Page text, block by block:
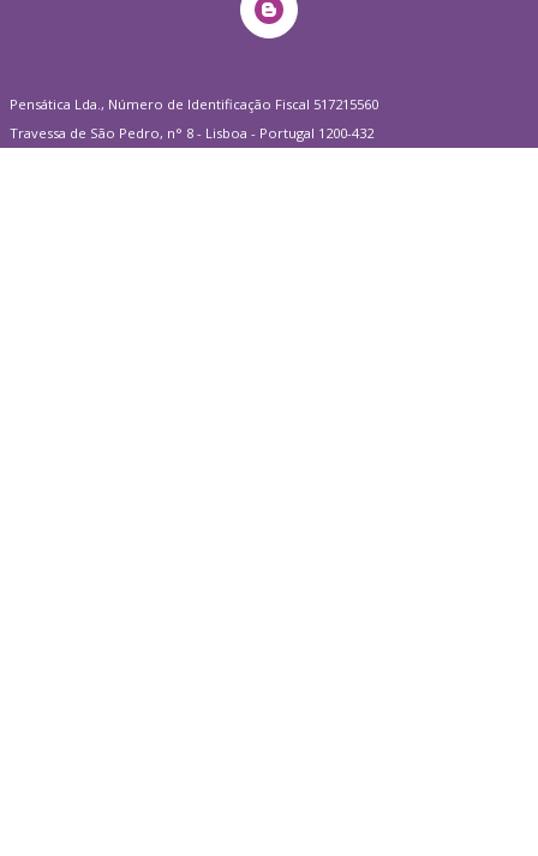
Pensática Lda., Número de Identificação Fiscal 517215560
Travessa de São Pedro, n° 8 - Lisboa - Portugal 1200-432